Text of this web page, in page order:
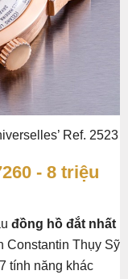
Ref. 2523
- 8 triệu
đồng hồ đắt nhất
Constantin Thụy Sỹ
tính năng khác